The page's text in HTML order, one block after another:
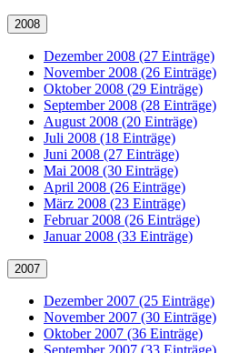
2008
Dezember 2008 (27 Einträge)
November 2008 (26 Einträge)
Oktober 2008 (29 Einträge)
September 2008 (28 Einträge)
August 2008 (20 Einträge)
Juli 2008 (18 Einträge)
Juni 2008 (27 Einträge)
Mai 2008 (30 Einträge)
April 2008 (26 Einträge)
März 2008 (23 Einträge)
Februar 2008 (26 Einträge)
Januar 2008 (33 Einträge)
2007
Dezember 2007 (25 Einträge)
November 2007 (30 Einträge)
Oktober 2007 (36 Einträge)
September 2007 (33 Einträge)